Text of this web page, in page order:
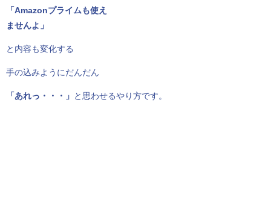
「Amazonプライムも使え
ませんよ」
と内容も変化する
手の込みようにだんだん
「あれっ・・・」 と思わせるやり方です。